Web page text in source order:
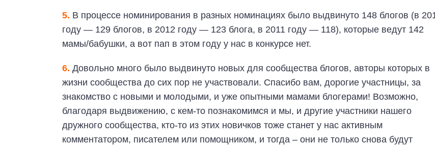
5. В процессе номинирования в разных номинациях было выдвинуто 148 блогов (в
году — 129 блогов, в 2012 году — 123 блога, в 2011 году — 118), которые ведут 142
мамы/бабушки, а вот пап в этом году у нас в конкурсе нет.
6. Довольно много было выдвинуто новых для сообщества блогов, авторы которых в
жизни сообщества до сих пор не участвовали. Спасибо вам, дорогие участницы, за
знакомство с новыми и молодыми, и уже опытными мамами блогерами! Возможно,
благодаря выдвижению, с кем-то познакомимся и мы, и другие участники нашего
дружного сообщества, кто-то из этих новичков тоже станет у нас активным
комментатором, писателем или помощником, и тогда – они не только снова будут